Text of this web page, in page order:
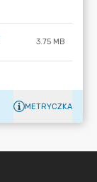
3.75 MB
METRYCZKA